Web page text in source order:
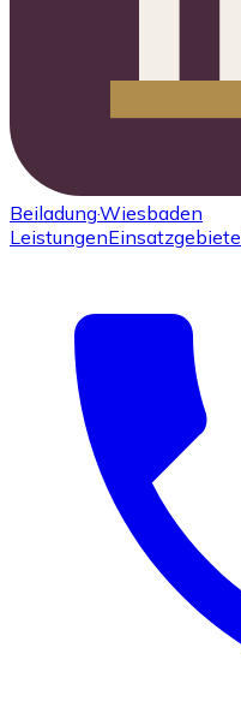
Beiladung·Wiesbaden
LeistungenEinsatzgebiete